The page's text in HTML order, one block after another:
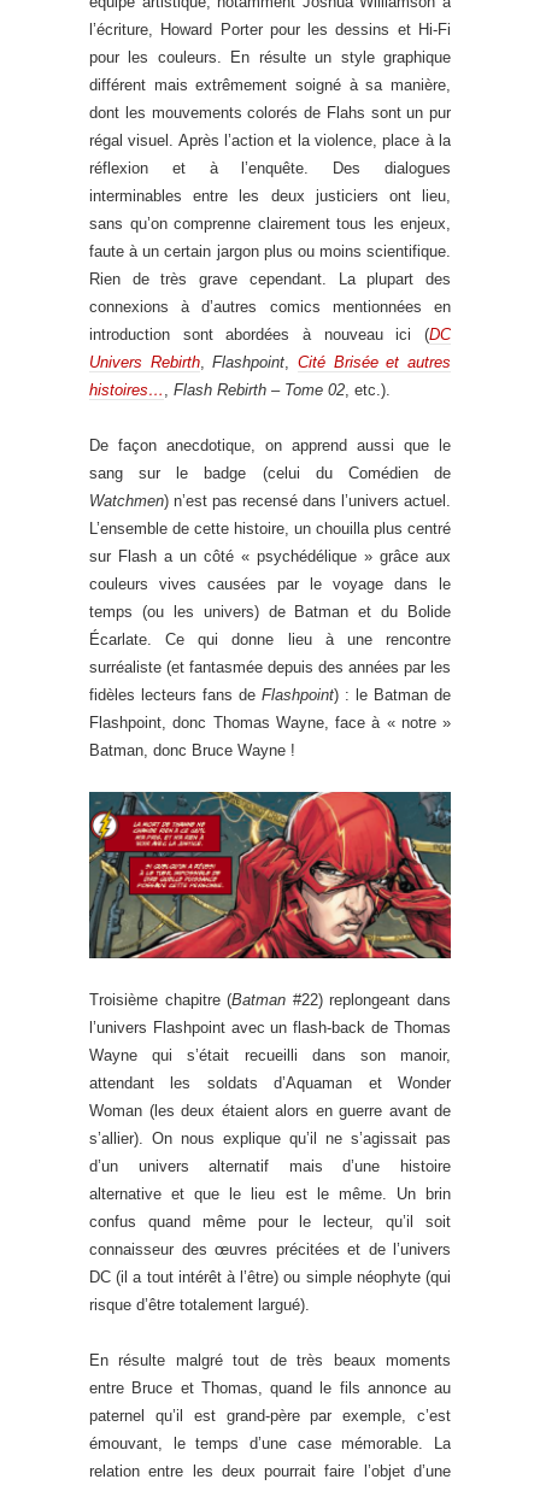
l’écriture, Howard Porter pour les dessins et Hi-Fi
pour les couleurs. En résulte un style graphique
différent mais extrêmement soigné à sa manière,
dont les mouvements colorés de Flahs sont un pur
régal visuel. Après l’action et la violence, place à la
réflexion et à l’enquête. Des dialogues
interminables entre les deux justiciers ont lieu,
sans qu’on comprenne clairement tous les enjeux,
faute à un certain jargon plus ou moins scientifique.
Rien de très grave cependant. La plupart des
connexions à d’autres comics mentionnées en
introduction sont abordées à nouveau ici (DC
Univers Rebirth,Flashpoint ,Cité Brisée et autres
histoires…
Flash Rebirth – Tome 02 , etc.).
De façon anecdotique, on apprend aussi que le
sang sur le badge (celui du Comédien de
Watchmen) n’est pas recensé dans l’univers actuel.
L’ensemble de cette histoire, un chouilla plus centré
sur Flash a un côté « psychédélique » grâce aux
couleurs vives causées par le voyage dans le
temps (ou les univers) de Batman et du Bolide
Écarlate. Ce qui donne lieu à une rencontre
surréaliste (et fantasmée depuis des années par les
fidèles lecteurs fans de Flashpoint) : le Batman de
Flashpoint, donc Thomas Wayne, face à « notre »
Batman, donc Bruce Wayne !
Troisième chapitre (Batman #22) replongeant dans
l’univers Flashpoint avec un flash-back de Thomas
Wayne qui s’était recueilli dans son manoir,
attendant les soldats d’Aquaman et Wonder
Woman (les deux étaient alors en guerre avant de
s’allier). On nous explique qu’il ne s’agissait pas
d’un univers alternatif mais d’une histoire
alternative et que le lieu est le même. Un brin
confus quand même pour le lecteur, qu’il soit
connaisseur des œuvres précitées et de l’univers
DC (il a tout intérêt à l’être) ou simple néophyte (qui
risque d’être totalement largué).
En résulte malgré tout de très beaux moments
entre Bruce et Thomas, quand le fils annonce au
paternel qu’il est grand-père par exemple, c’est
émouvant, le temps d’une case mémorable. La
relation entre les deux pourrait faire l’objet d’une